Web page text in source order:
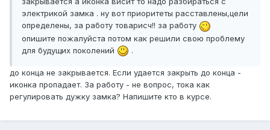
электрикой замка . ну вот приоритеты расставлены,цели
определены, за работу товарисч!! за работу
опишите пожалуйста потом как решили свою проблему
для будущих поколений
.
до конца не закрывается. Если удается закрыть до конца -
иконка пропадает. За работу - не вопрос, тока как
регулировать дужку замка? Напишите кто в курсе.